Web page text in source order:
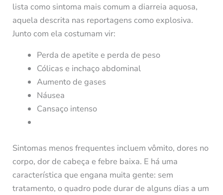
lista como sintoma mais comum a diarreia aquosa,
aquela descrita nas reportagens como explosiva.
Junto com ela costumam vir:
Perda de apetite e perda de peso
Cólicas e inchaço abdominal
Aumento de gases
Náusea
Cansaço intenso
Sintomas menos frequentes incluem vômito, dores no
corpo, dor de cabeça e febre baixa. E há uma
característica que engana muita gente: sem
tratamento, o quadro pode durar de alguns dias a um